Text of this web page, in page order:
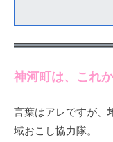
神河町は、これ
言葉はアレですが、
域おこし協力隊。